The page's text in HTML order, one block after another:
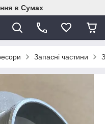
в Сумах
Запасні частини